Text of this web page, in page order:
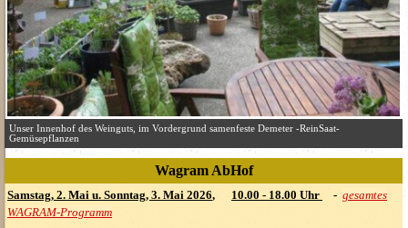
Unser Innenhof des Weinguts, im Vordergrund samenfeste Demeter -ReinSaat-
Gemüsepflanzen
Wagram AbHof
Samstag, 2. Mai u. Sonntag, 3. Mai 2026, 10.00 - 18.00 Uhr - gesamtes
WAGRAM-Programm